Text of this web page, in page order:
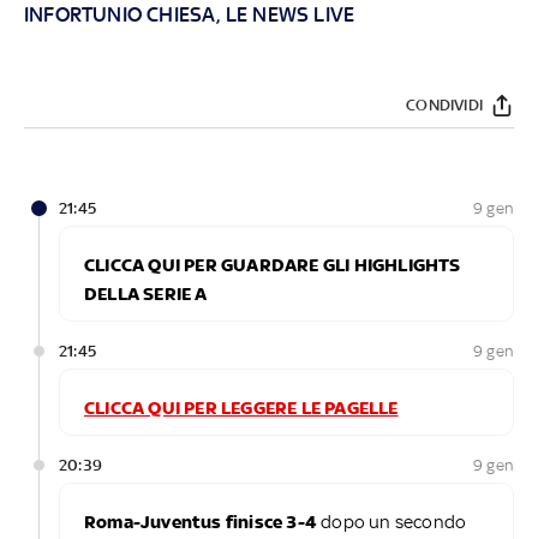
INFORTUNIO CHIESA, LE NEWS LIVE
CONDIVIDI
21:45 9 gen
CLICCA QUI PER GUARDARE GLI HIGHLIGHTS
DELLA SERIE A
21:45 9 gen
CLICCA QUI PER LEGGERE LE PAGELLE
20:39 9 gen
Roma-Juventus finisce 3-4dopo un secondo